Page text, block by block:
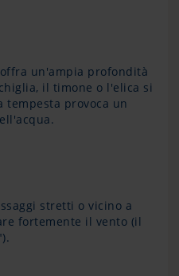
un'ampia profondità
il timone o l'elica si
provoca un
stretti o vicino a
fortemente il vento (il